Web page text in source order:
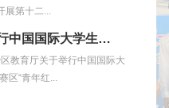
展第十二...
中国国际大学生…
教育厅关于举行中国国际大
区“青年红...